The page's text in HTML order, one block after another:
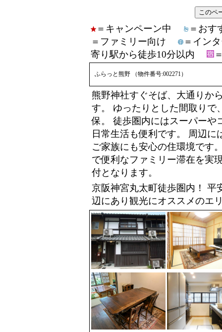
＝キャンペーン中
＝お
＝ファミリー向け
＝イン
寄り駅から徒歩10分以内
ふらっと熊野 （物件番号:002271）
熊野神社すぐそば、大通りか
す。 ゆったりとした間取りで
保。 徒歩圏内にはスーパーや
日常生活も便利です。 周辺
ご家族にも安心の住環境です
で便利なファミリー滞在を実
付となります。
京阪神宮丸太町徒歩圏内！ 平
辺にあり観光にオススメのエ